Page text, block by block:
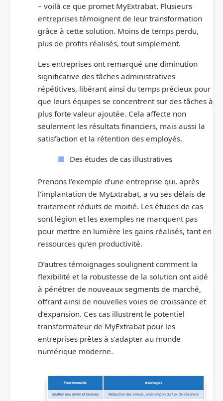
– voilà ce que promet MyExtrabat. Plusieurs
entreprises témoignent de leur transformation
grâce à cette solution. Moins de temps perdu,
plus de profits réalisés, tout simplement.
Les entreprises ont remarqué une diminution
significative des tâches administratives
répétitives, libérant ainsi du temps précieux pour
que leurs équipes se concentrent sur des tâches à
plus forte valeur ajoutée. Cela affecte non
seulement les résultats financiers, mais aussi la
satisfaction et la rétention des employés.
Des études de cas illustratives
Prenons l’exemple d’une entreprise qui, après
l’implantation de MyExtrabat, a vu ses délais de
traitement réduits de moitié. Les études de cas
sont légion et les exemples ne manquent pas
pour mettre en lumière les gains réalisés, tant en
ressources qu’en productivité.
D’autres témoignages soulignent comment la
flexibilité et la robustesse de la solution ont aidé
à pénétrer de nouveaux segments de marché,
offrant ainsi de nouvelles voies de croissance et
d’expansion. Ces cas illustrent le potentiel
transformateur de MyExtrabat pour les
entreprises prêtes à s’adapter au monde
numérique moderne.
Fonctionnalité Avantages
Gestion des devis et factures Réduction des erreurs, amélioration du flux de trésorerie